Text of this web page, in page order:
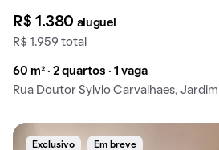
R$ 1.380 aluguel
R$ 1.959 total
60 m² · 2 quartos · 1 vaga
Rua Doutor Sylvio Carvalhaes, Jardim
Exclusivo Em breve